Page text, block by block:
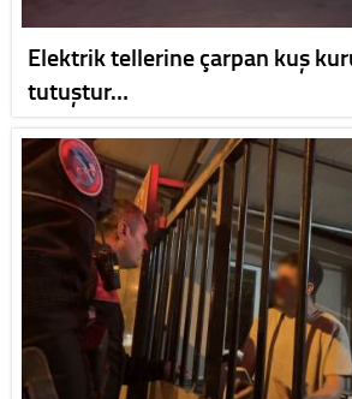
Elektrik tellerine çarpan kuş
tutuştur…